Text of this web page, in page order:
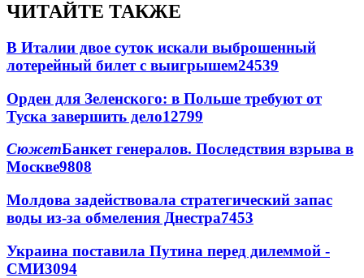
ЧИТАЙТЕ ТАКЖЕ
В Италии двое суток искали выброшенный
лотерейный билет с выигрышем24539
Орден для Зеленского: в Польше требуют от
Туска завершить дело12799
СюжетБанкет генералов. Последствия взрыва в
Москве9808
Молдова задействовала стратегический запас
воды из-за обмеления Днестра7453
Украина поставила Путина перед дилеммой -
СМИ3094